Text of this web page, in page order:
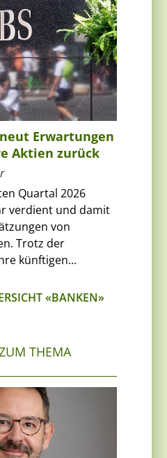
Erwartungen
Aktien zurück
Quartal 2026
verdient und damit
von
Trotz der
künftigen...
«BANKEN»
THEMA